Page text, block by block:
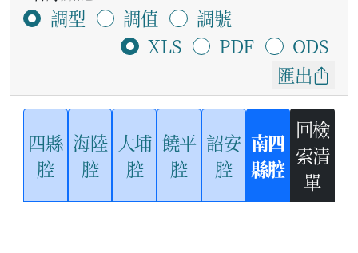
調型
調值
調號
XLS
PDF
ODS
匯出
四縣
腔
海陸
腔
大埔
腔
饒平
腔
詔安
腔
南四
縣腔
回檢
索清
單